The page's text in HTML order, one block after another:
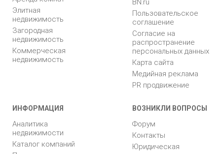
Элитная
недвижимость
Загородная
недвижимость
Коммерческая
недвижимость
BN.ru
Пользовательское
соглашение
Согласие на
распространение
персональных данных
Карта сайта
Медийная реклама
PR продвижение
ИНФОРМАЦИЯ
Аналитика
недвижимости
Каталог компаний
ВОЗНИКЛИ ВОПРОСЫ
Форум
Контакты
Юридическая